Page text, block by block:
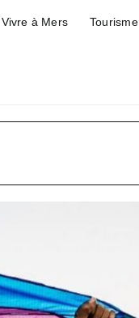
Vivre à Mers Tourisme